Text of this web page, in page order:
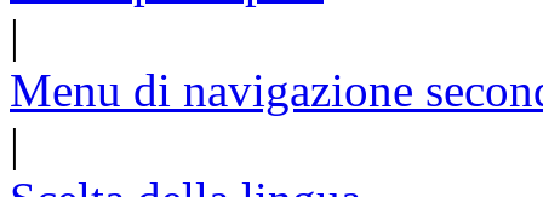
|
Menu di navigazione
|